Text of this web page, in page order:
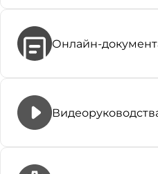
Онлайн-